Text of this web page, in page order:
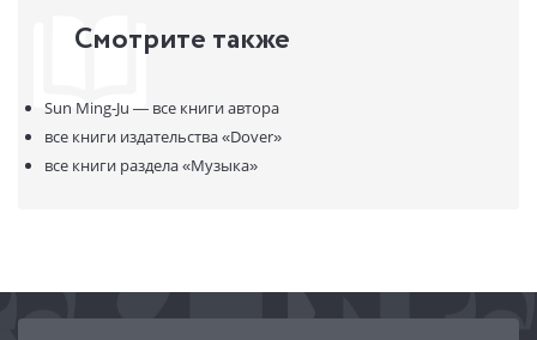
Смотрите также
Sun Ming-Ju — все книги автора
все книги издательства«Dover»
все книги раздела«Музыка»